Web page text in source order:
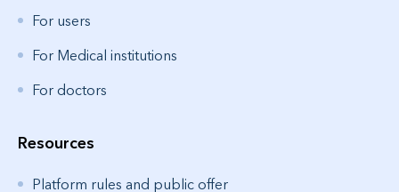
For users
For Medical institutions
For doctors
Resources
Platform rules and public offer